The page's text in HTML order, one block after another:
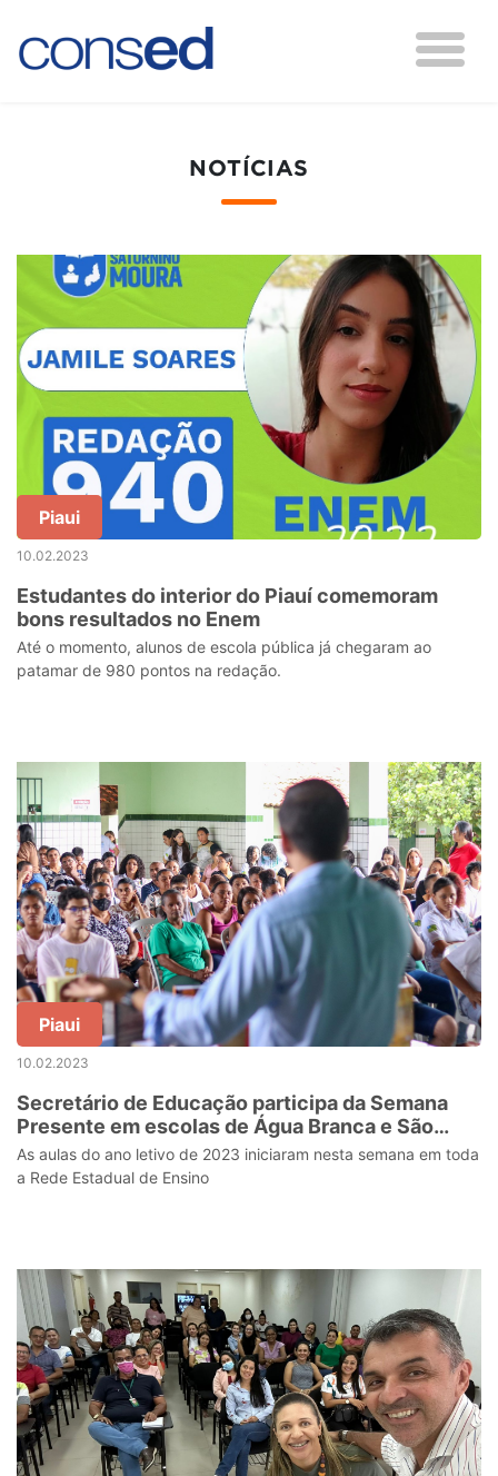
NOTÍCIAS
Piaui
10.02.2023
Estudantes do interior do Piauí comemoram
bons resultados no Enem
Até o momento, alunos de escola pública já chegaram ao
patamar de 980 pontos na redação.
Piaui
10.02.2023
Secretário de Educação participa da Semana
Presente em escolas de Água Branca e São
Pedro do Piauí
As aulas do ano letivo de 2023 iniciaram nesta semana em toda
a Rede Estadual de Ensino